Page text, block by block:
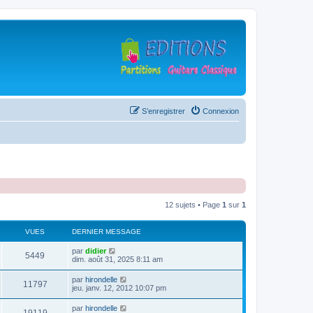
Connexion
S’enregistrer
12 sujets • Page 1 sur 1
VUES DERNIER MESSAGE
5449
u
s
D
e
i
e
r
m
par didier
dim. août 31, 2025 8:11 am
11797V
u
D
e
par hirondelle
jeu. janv. 12, 2012 10:07 pm
D
par hirondelle